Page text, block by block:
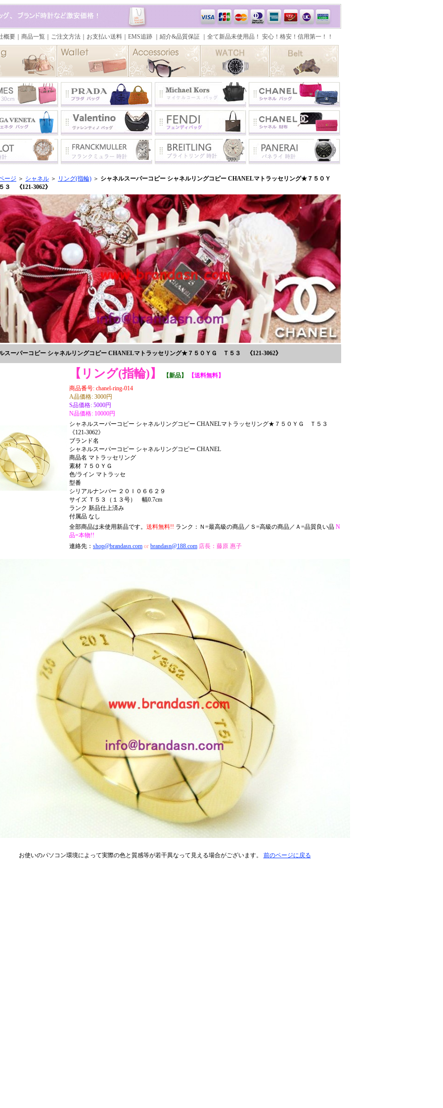
ージ ＞ シャネル ＞ リング(指輪) ＞ シャネルスーパーコピー シャネルリングコピー CHANELマトラッセリング★７５０Ｙ
《121-3062》
スーパーコピー シャネルリングコピー CHANELマトラッセリング★７５０ＹＧ Ｔ５３ 《121-3062》
【リング(指輪)】 【新品】
【送料無料】
商品番号: chanel-ring-014
A品価格: 3000円
S品価格: 5000円
N品価格: 10000円
シャネルスーパーコピー シャネルリングコピー CHANELマトラッセリング★７５０ＹＧ Ｔ５３
《121-3062》
ブランド名
シャネルスーパーコピー シャネルリングコピー CHANEL
商品名 マトラッセリング
素材 ７５０ＹＧ
色/ライン マトラッセ
型番
シリアルナンバー ２０Ｉ０６６２９
サイズ Ｔ５３（１３号） 幅0.7cm
ランク 新品仕上済み
付属品 なし
全部商品は未使用新品です。 送料無料!! ランク：Ｎ=最高級の商品／Ｓ=高級の商品／Ａ=品質良い品 N
品=本物!!
連絡先： shop@brandasn.com or brandasn@188.com 店長：藤原 惠子
お使いのパソコン環境によって実際の色と質感等が若干異なって見える場合がございます。 前のページに戻る